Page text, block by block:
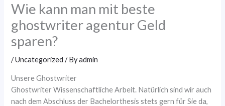
Wie kann man mit beste
ghostwriter agentur Geld
sparen?
/Uncategorized / Byadmin
Unsere Ghostwriter
Ghostwriter Wissenschaftliche Arbeit. Natürlich sind wir auch
nach dem Abschluss der Bachelorthesis stets gern für Sie da,